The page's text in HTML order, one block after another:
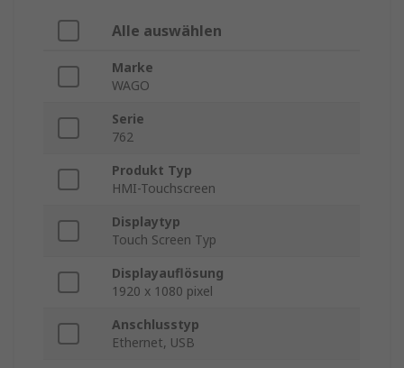
Alle auswählen
Marke
WAGO
Serie
762
Produkt Typ
HMI-Touchscreen
Displaytyp
Touch Screen Typ
Displayauflösung
1920 x 1080 pixel
Anschlusstyp
Ethernet, USB